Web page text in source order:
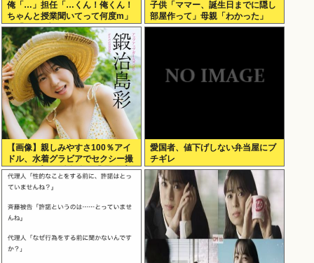
俺「…」担任「…くん！俺くん！
ちゃんと授業聞いてって何度m」
俺「(───来るッ！)」
子供「ママー、誕生日までに隠し
部屋作って」母親「わかった」
【画像】親しみやすさ100％アイ
ドル、水着グラビアでセクシー撮
wwwアプガ鍛治島彩、「週刊プレ
イボーイ」で美スタイルを大解
放！！！
愛国者、値下げしない弁当屋にブ
チギレ